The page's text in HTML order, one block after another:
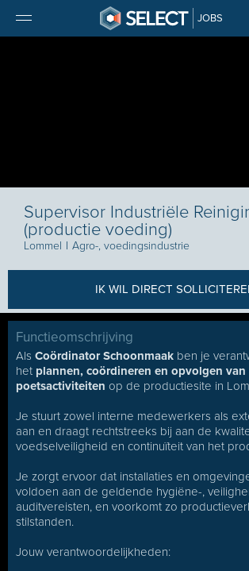
JOBS
Supervisor Industriële
(productie voeding)
Lommel I Agro-, voedingsindustrie
IK WIL DIRECT
Functieomschrijving
Als Coördinator Schoonmaak ben je
het plannen, coördineren en opvolgen
poetsactiviteiten op de productiesite in
Je stuurt zowel interne medewerkers als
aan en draagt rechtstreeks bij aan de
voedselveiligheid en continuïteit van het
Je zorgt ervoor dat installaties en
voldoen aan de geldende hygiëne-,
auditvereisten, en voorkomt zo
stilstanden.
Jouw verantwoordelijkheden: